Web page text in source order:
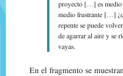
proyecto […] es
medio frustrante […]
repente se puede
de agarrar al aire y se
vayas.
En el fragmento se